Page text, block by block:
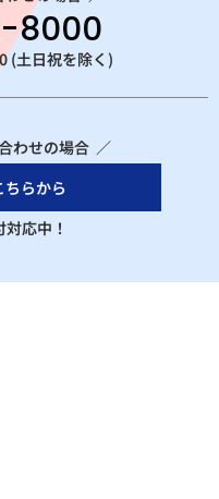
8000
(土日祝を除く)
わせの場合 ／
ちらから
応中！